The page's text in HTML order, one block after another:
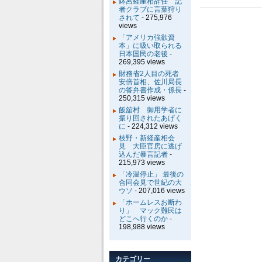
者クラブに言葉狩り
されて - 275,976
views
「アメリカ強欲資
本」に吸い取られる
日本国民の老後 -
269,395 views
財務省2人目の死者
安倍首相、佐川局長
の答弁書作成・係長 -
250,315 views
飯舘村 御用学者に
振り回されたあげく
に - 224,312 views
枝野・新経産相会
見 大臣官房に逃げ
込んだ暴言記者 -
215,973 views
「冷温停止」 最後の
合同会見で世紀の大
ウソ - 207,016 views
「ホームレスお断わ
り」 マック難民は
どこへ行くのか -
198,988 views
カテゴリー